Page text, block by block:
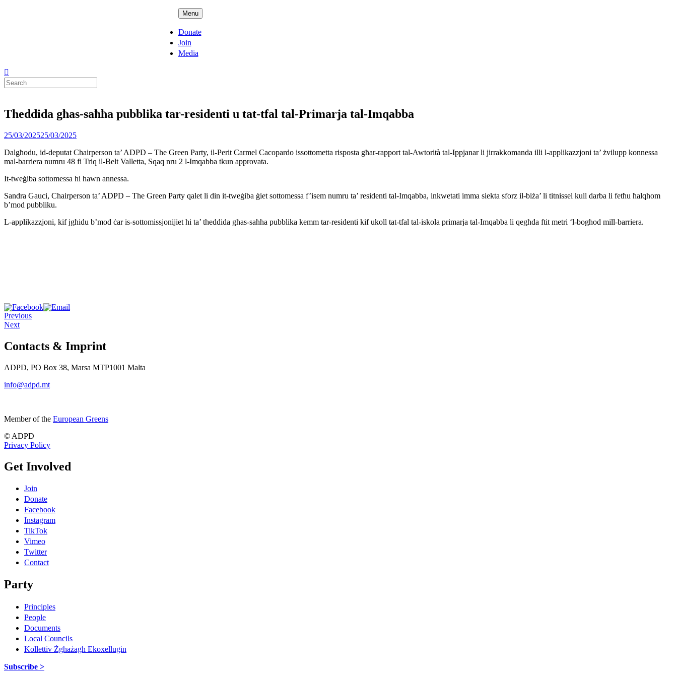
Menu
Donate
Join
Media
Search
for:
Theddida għas-saħħa pubblika tar-residenti u tat-tfal tal-Primarja tal-Imqabba
Posted
25/03/202525/03/2025
Dalgħodu, id-deputat Chairperson ta’ ADPD – The Green Party, il-Perit Carmel Cacopardo issottometta risposta għar-rapport tal-Awtorità tal-Ippjanar li jirrakkomanda illi l-applikazzjoni ta’ żvilupp konnessa
mal-barriera numru 48 fi Triq il-Belt Valletta, Sqaq nru 2 l-Imqabba tkun approvata.
It-tweġiba sottomessa hi hawn annessa.
Sandra Gauci, Chairperson ta’ ADPD – The Green Party qalet li din it-tweġiba ġiet sottomessa f’isem numru ta’ residenti tal-Imqabba, inkwetati imma siekta sforz il-biża’ li titnissel kull darba li fetħu ħalqhom
b’mod pubbliku.
L-applikazzjoni, kif jgħidu b’mod ċar is-sottomissjonijiet hi ta’ theddida għas-saħħa pubblika kemm tar-residenti kif ukoll tat-tfal tal-iskola primarja tal-Imqabba li qegħda ftit metri ‘l-bogħod mill-barriera.
Previous
Next
Contacts & Imprint
ADPD, PO Box 38, Marsa MTP1001 Malta
info@adpd.mt
Member of the European Greens
© ADPD
Privacy Policy
Get Involved
Join
Donate
Facebook
Instagram
TikTok
Vimeo
Twitter
Contact
Party
Principles
People
Documents
Local Councils
Kollettiv Żgħażagħ Ekoxellugin
Subscribe >